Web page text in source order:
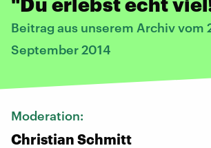
Beitrag aus unserem Archiv vom
September 2014
Moderation:
Christian Schmitt